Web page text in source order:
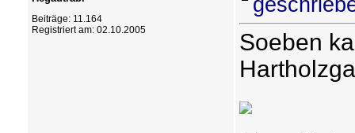
Beiträge: 11.164
Registriert am: 02.10.2005
Soeben